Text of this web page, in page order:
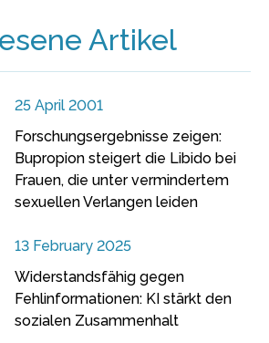
Artikel
25 April 2001
Forschungsergebnisse zeigen:
Bupropion steigert die Libido bei
Frauen, die unter vermindertem
sexuellen Verlangen leiden
13 February 2025
Widerstandsfähig gegen
Fehlinformationen: KI stärkt den
sozialen Zusammenhalt